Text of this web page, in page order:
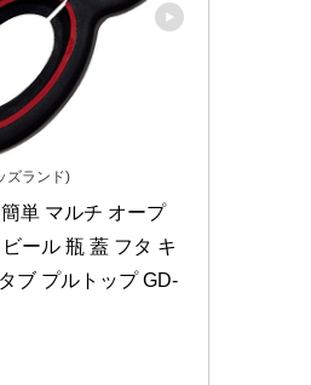
ズランド)
単 マルチ オープ
ール 瓶 蓋 フタ キ
ブ プルトップ GD-